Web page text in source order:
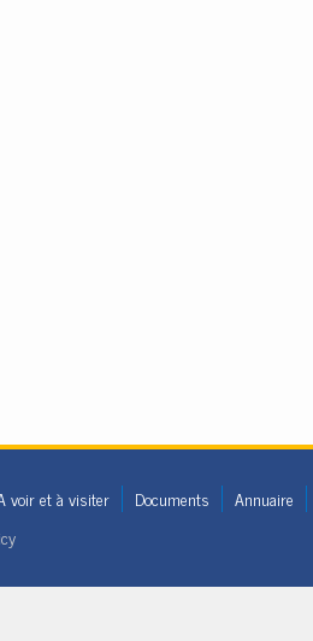
voir et à visiter Documents Annuaire